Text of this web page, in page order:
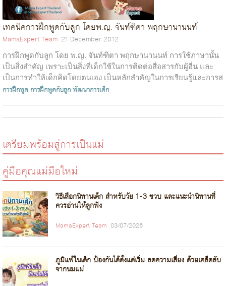
เทคนิคการฝึกพูดกับลูก โดยพ.ญ. จันท์ฑิตา พฤกษานานนท์
MamaExpert Team 21 December 2012
การฝึกพูดกับลูก โดย พ.ญ. จันท์ฑิตา พฤกษานานนท์ การใช้ภาษานั้น
เป็นสิ่งสำคัญ เพราะเป็นสิ่งที่เด็กใช้ในการติดต่อสื่อสารกับผู้อื่น และ
เป็นการทำให้เด็กคิดโดยตนเอง เป็นหลักสำคัญในการเรียนรู้และการส
ร้างส...
การฝึกพูด การฝึกพูดกับลูกพัฒนาการเด็ก
เตรียมพร้อมสู่การเป็นแม่
คู่มือคุณแม่มือใหม่
วิธีเลือกนิทานเด็ก สำหรับวัย 1-3 ขวบ และแนะนำนิทานที่
ควรอ่านให้ลูกฟัง
MamaExpert Team 03/07/2026
ภูมิแพ้ในเด็ก ป้องกันได้ตั้งแต่เริ่ม ลดความเสี่ยง ด้วยเคล็ดลับ
จากนมแม่